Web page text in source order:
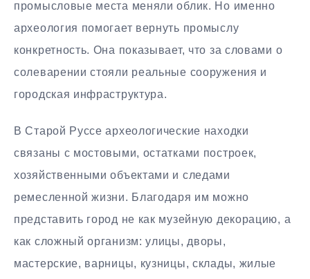
промысловые места меняли облик. Но именно
археология помогает вернуть промыслу
конкретность. Она показывает, что за словами о
солеварении стояли реальные сооружения и
городская инфраструктура.
В Старой Руссе археологические находки
связаны с мостовыми, остатками построек,
хозяйственными объектами и следами
ремесленной жизни. Благодаря им можно
представить город не как музейную декорацию, а
как сложный организм: улицы, дворы,
мастерские, варницы, кузницы, склады, жилые